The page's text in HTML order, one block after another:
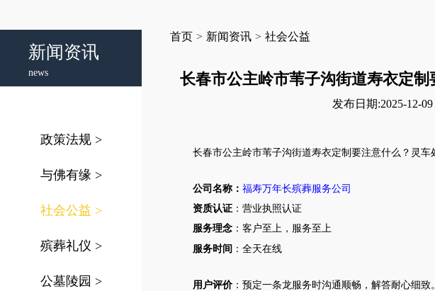
新闻资讯
news
政策法规 >
与佛有缘 >
社会公益 >
殡葬礼仪 >
公墓陵园 >
首页 > 新闻资讯 > 社会公益
长春市公主岭市苇子沟街道寿衣定
发布日期:2025-12-09
长春市公主岭市苇子沟街道寿衣定制要注意什么？ 灵车
公司名称： 福寿万年长殡葬服务公司
资质认证 ：营业执照认证
服务理念 ：客户至上，服务至上
服务时间 ：全天在线
用户评价： 预定一条龙服务 时沟通顺畅，解答耐心细致。